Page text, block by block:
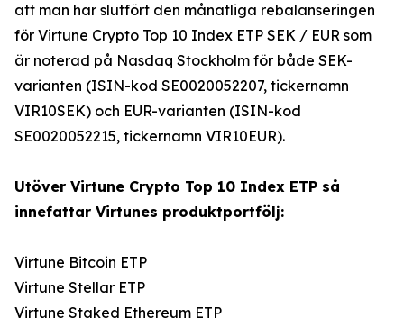
att man har slutfört den månatliga rebalanseringen
för Virtune Crypto Top 10 Index ETP SEK / EUR som
är noterad på Nasdaq Stockholm för både SEK-
varianten (ISIN-kod SE0020052207, tickernamn
VIR10SEK) och EUR-varianten (ISIN-kod
SE0020052215, tickernamn VIR10EUR).
Utöver Virtune Crypto Top 10 Index ETP så
innefattar Virtunes produktportfölj:
Virtune Bitcoin ETP
Virtune Stellar ETP
Virtune Staked Ethereum ETP